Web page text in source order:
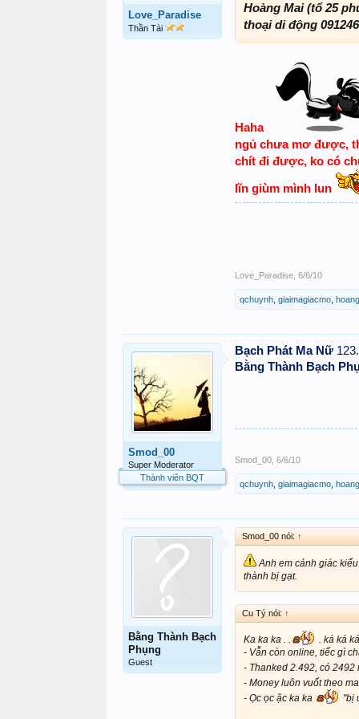
Love_Paradise
Thần Tài
Hoàng Mai (tổ 25
thoại di động
Haha
ngủ chưa mơ được,
chít đi được, ko có
lĩn giùm mình lun
Love_Paradise 6/6/10
qchuynh giaimagiacmo
Smod_00
Super Moderator
Thành viên BQT
Bạch Phát Ma Nữ
Bằng Thành Bạch
Smod_00 6/6/10
qchuynh giaimagiacmo
Bằng Thành Bạch
Phụng
Guest
Smod_00 nói: ↑
Anh em cảnh giác
thành bị gạt.
Cu Tý nói: ↑
Ka ka ka . .
. ká ká ká
- Vẫn còn online, tiếc gì
- Thanked 2.492, có
- Money luôn vuốt theo
- Ọc ọc ặc ka ka
"bị